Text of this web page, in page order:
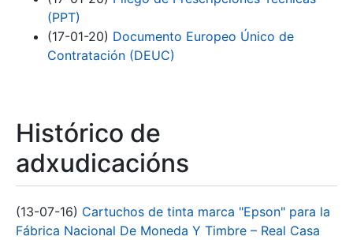
(PPT)
(17-01-20) Documento Europeo Único de
Contratación (DEUC)
Histórico de
adxudicacións
(13-07-16) Cartuchos de tinta marca "Epson" para la
Fábrica Nacional De Moneda Y Timbre – Real Casa